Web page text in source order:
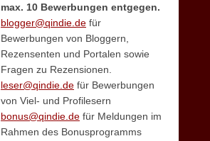
max. 10 Bewerbungen entgegen.
blogger@qindie.de für
Bewerbungen von Bloggern,
Rezensenten und Portalen sowie
Fragen zu Rezensionen.
leser@qindie.de für Bewerbungen
von Viel- und Profilesern
bonus@qindie.de für Meldungen im
Rahmen des Bonusprogramms